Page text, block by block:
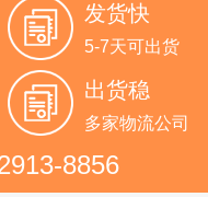
发货快
5-7天可出货
出货稳
多家物流公司
8856